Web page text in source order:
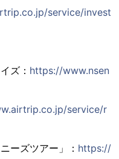
service/invest
ズ： https://www.nsen
service/r
ーズツアー」： https://